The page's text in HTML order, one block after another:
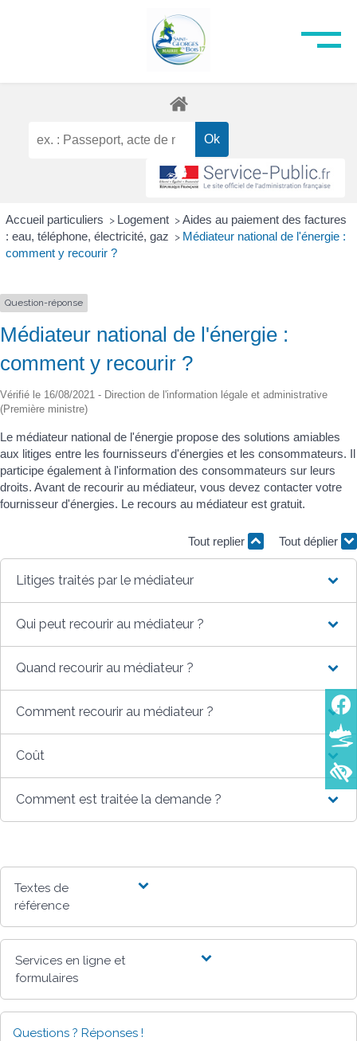
Accueil particuliers > Logement > Aides au paiement des factures
: eau, téléphone, électricité, gaz > Médiateur national de l'énergie :
comment y recourir ?
Question-réponse
Médiateur national de l'énergie :
comment y recourir ?
Vérifié le 16/08/2021 - Direction de l'information légale et administrative
(Première ministre)
Le médiateur national de l'énergie propose des solutions amiables
aux litiges entre les fournisseurs d'énergies et les consommateurs. Il
participe également à l'information des consommateurs sur leurs
droits. Avant de recourir au médiateur, vous devez contacter votre
fournisseur d'énergies. Le recours au médiateur est gratuit.
Tout replier Tout déplier
Litiges traités par le médiateur
Qui peut recourir au médiateur ?
Quand recourir au médiateur ?
Comment recourir au médiateur ?
Coût
Comment est traitée la demande ?
Textes de
référence
Services en ligne et
formulaires
Questions ? Réponses !